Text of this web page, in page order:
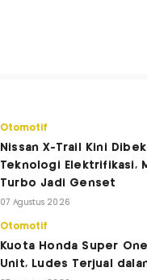
Otomotif
Nissan X-Trail Kini
Teknologi Elektrifikasi,
Turbo Jadi Genset
07 Agustus 2026
Otomotif
Kuota Honda Super
Unit, Ludes Terjual